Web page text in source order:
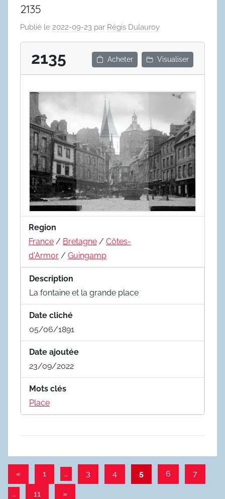
2135
Publié le 2022-09-23 par Régis Dulauroy
2135 Acheter Visualiser
Region
France / Bretagne / Côtes-
d'Armor / Guingamp
Description
La fontaine et la grande place
Date cliché
05/06/1891
Date ajoutée
23/09/2022
Mots clés
Place
Pagination
des
«Publications
1 … 3 4 5 6 7
… 11
Articles
»